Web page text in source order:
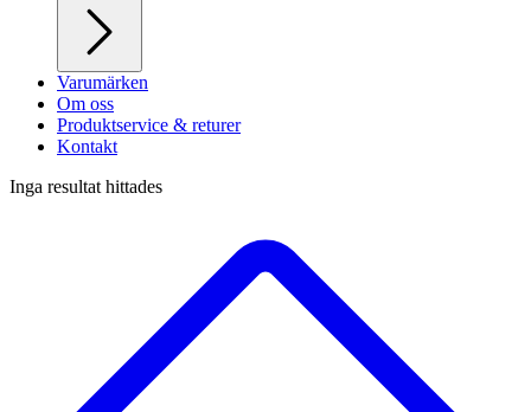
Varumärken
Om oss
Produktservice & returer
Kontakt
Inga resultat hittades